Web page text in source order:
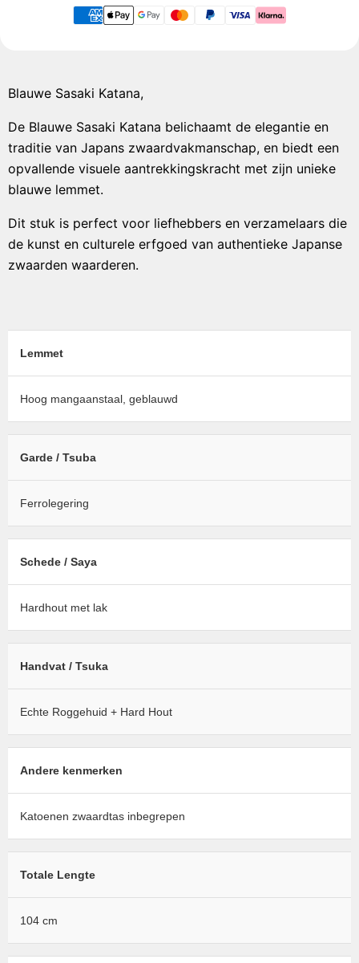
Blauwe Sasaki Katana,
De Blauwe Sasaki Katana belichaamt de elegantie en
traditie van Japans zwaardvakmanschap, en biedt een
opvallende visuele aantrekkingskracht met zijn unieke
blauwe lemmet.
Dit stuk is perfect voor liefhebbers en verzamelaars die
de kunst en culturele erfgoed van authentieke Japanse
zwaarden waarderen.
Lemmet
Hoog mangaanstaal, geblauwd
Garde / Tsuba
Ferrolegering
Schede / Saya
Hardhout met lak
Handvat / Tsuka
Echte Roggehuid + Hard Hout
Andere kenmerken
Katoenen zwaardtas inbegrepen
Totale Lengte
104 cm